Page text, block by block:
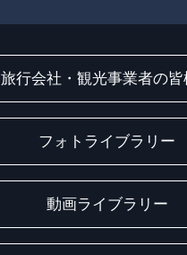
旅行会社・観光事業者の皆
フォトライブラリー
動画ライブラリー